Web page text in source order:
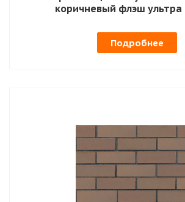
коричневый флэш ультра
Подробнее